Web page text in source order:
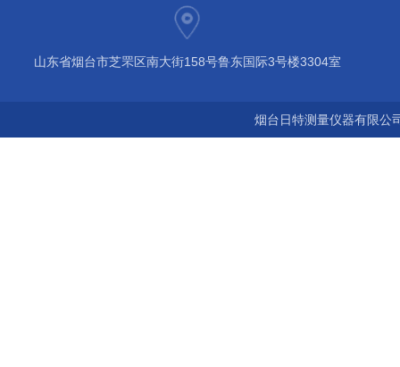
山东省烟台市芝罘区南大街158号鲁东国际3号楼3304室
烟台日特测量仪器有限